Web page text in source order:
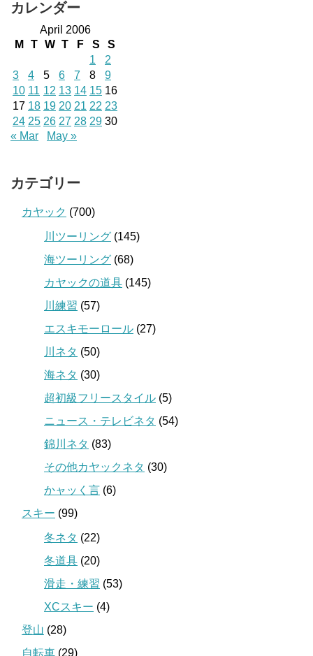
カレンダー
April 2006
M
T W T F S
S
1
2
3
4 5 6 7 8
9
10 11 12 13 14 15 16
17 18 19 20 21 22 23
24 25 26 27 28 29 30
« Mar
May »
カテゴリー
カヤック (700)
川ツーリング (145)
海ツーリング (68)
カヤックの道具 (145)
川練習 (57)
エスキモーロール (27)
川ネタ (50)
海ネタ (30)
超初級フリースタイル (5)
ニュース・テレビネタ (54)
錦川ネタ (83)
その他カヤックネタ (30)
かャッく言 (6)
スキー (99)
冬ネタ (22)
冬道具 (20)
滑走・練習 (53)
XCスキー (4)
登山 (28)
自転車 (29)